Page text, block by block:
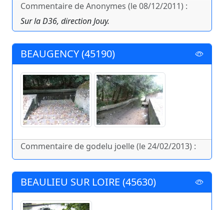
Commentaire de Anonymes (le 08/12/2011) :
Sur la D36, direction Jouy.
BEAUGENCY (45190)
Commentaire de godelu joelle (le 24/02/2013) :
BEAULIEU SUR LOIRE (45630)